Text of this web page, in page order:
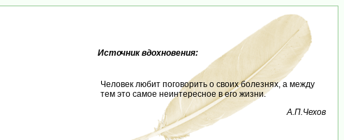
Источник вдохновения:
Человек любит поговорить о своих болезнях, а между
тем это самое неинтересное в его жизни.
А.П.Чехов